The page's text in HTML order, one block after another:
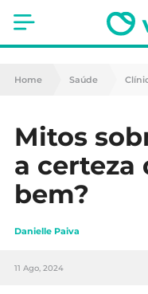
Saúde
Nutrição
Receitas
Fitness
Mães e
Home Saúde
Mitos
a certeza
bem?
Danielle Paiva
11 Ago, 2024